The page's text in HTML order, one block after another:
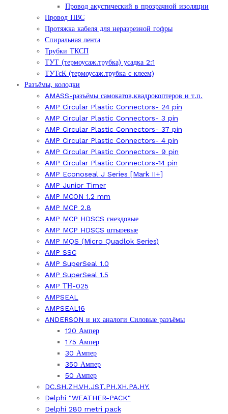
Провод акустический в прозрачной изоляции
Провод ПВС
Протяжка кабеля для неразрезной гофры
Спиральная лента
Трубки ТКСП
ТУТ (термоусаж.трубка) усадка 2:1
ТУТсК (термоусаж.трубка с клеем)
Разъёмы, колодки
AMASS-разъёмы самокатов,квадрокоптеров и т.п.
AMP Circular Plastic Connectors- 24 pin
AMP Circular Plastic Connectors- 3 pin
AMP Circular Plastic Connectors- 37 pin
AMP Circular Plastic Connectors- 4 pin
AMP Circular Plastic Connectors- 9 pin
AMP Circular Plastic Connectors-14 pin
AMP Econoseal J Series [Mark II+]
AMP Junior Timer
AMP MCON 1.2 mm
AMP MCP 2.8
AMP MCP HDSCS гнездовые
AMP MCP HDSCS штыревые
AMP MQS (Micro Quadlok Series)
AMP SSC
AMP SuperSeal 1.0
AMP SuperSeal 1.5
AMP ТН-025
AMPSEAL
AMPSEAL16
ANDERSON и их аналоги Силовые разъёмы
120 Ампер
175 Ампер
30 Ампер
350 Ампер
50 Ампер
DC.SH.ZH.VH.JST.PH.XH.PA.HY.
Delphi "WEATHER-PACK"
Delphi 280 metri pack